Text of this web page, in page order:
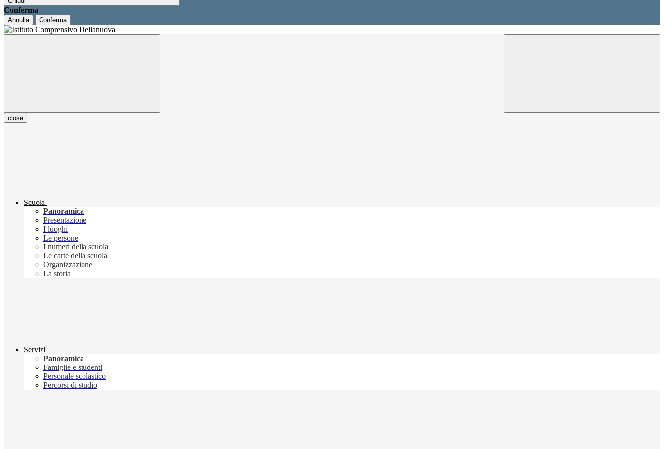
Conferma
Annulla Conferma
close
Scuola
Panoramica
Presentazione
I luoghi
Le persone
I numeri della scuola
Le carte della scuola
Organizzazione
La storia
Servizi
Panoramica
Famiglie e studenti
Personale scolastico
Percorsi di studio